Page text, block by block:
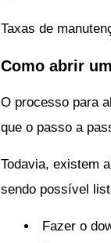
Taxas de
Como abrir
O processo para
que o passo a
Todavia, existem
sendo possível
Fazer o